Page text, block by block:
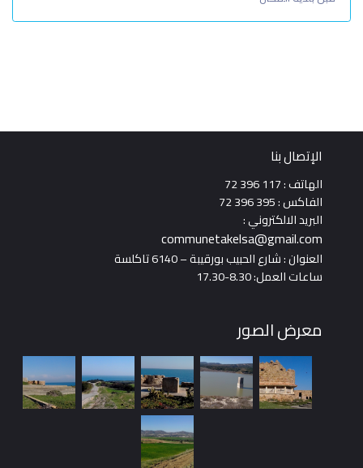
الإتصال بنا
الهاتف : 117 396 72
الفاكس : 395 396 72
البريد الالكتروني :
communetakelsa@gmail.com
العنوان : شارع الحبيب بورقيبة – 6140 تاكلسة
ساعات العمل: 8.30-17.30
معرض الصور